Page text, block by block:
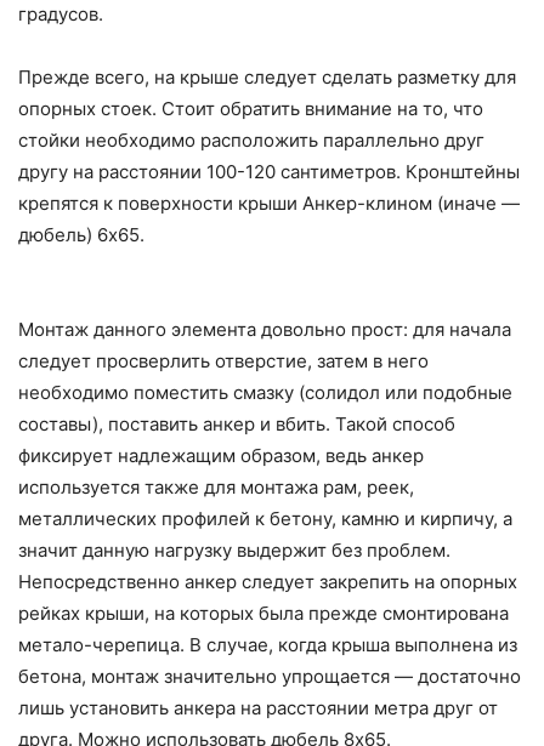
градусов.
Прежде всего, на крыше следует сделать разметку для
опорных стоек. Стоит обратить внимание на то, что
стойки необходимо расположить параллельно друг
другу на расстоянии 100-120 сантиметров. Кронштейны
крепятся к поверхности крыши Анкер-клином (иначе —
дюбель) 6х65.
Монтаж данного элемента довольно прост: для начала
следует просверлить отверстие, затем в него
необходимо поместить смазку (солидол или подобные
составы), поставить анкер и вбить. Такой способ
фиксирует надлежащим образом, ведь анкер
используется также для монтажа рам, реек,
металлических профилей к бетону, камню и кирпичу, а
значит данную нагрузку выдержит без проблем.
Непосредственно анкер следует закрепить на опорных
рейках крыши, на которых была прежде смонтирована
метало-черепица. В случае, когда крыша выполнена из
бетона, монтаж значительно упрощается — достаточно
лишь установить анкера на расстоянии метра друг от
друга. Можно использовать дюбель 8х65.